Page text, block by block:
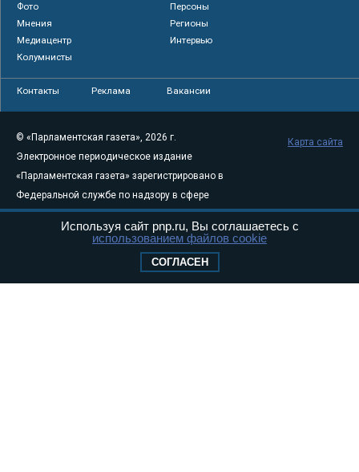
Фото
Персоны
Мнения
Регионы
Медиацентр
Интервью
Колумнисты
Контакты Реклама Вакансии
© «Парламентская газета», 2026 г.
Электронное периодическое издание
«Парламентская газета» зарегистрировано в
Федеральной службе по надзору в сфере
связи, информационных технологий и
массовых коммуникаций (Роскомнадзор) 05
Свидетельство о регистрации Эл № ФС77-
Карта сайта
Используя сайт pnp.ru, Вы соглашаетесь с
использованием файлов cookie
СОГЛАСЕН